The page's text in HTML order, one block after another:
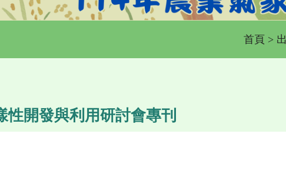
首頁 >
性開發與利用研討會專刊